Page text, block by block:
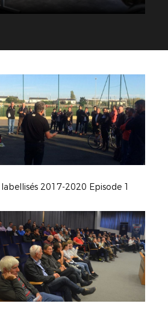
2017-2020 Episode 1